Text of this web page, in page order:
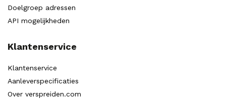
Doelgroep adressen
API mogelijkheden
Klantenservice
Klantenservice
Aanleverspecificaties
Over verspreiden.com